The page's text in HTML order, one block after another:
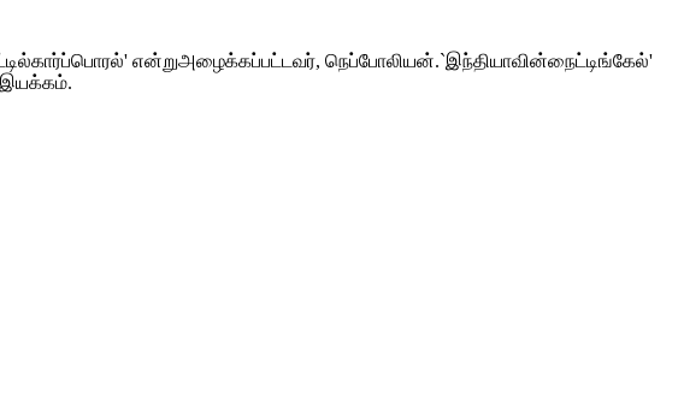
என்றுஅழைக்கப்பட்டவர், நெப்போலியன்.`இந்தியாவின்நைட்டிங்கேல்'